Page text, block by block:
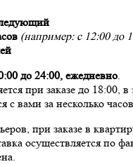
(например: с 12:00 до
до 24:00, ежедневно.
при заказе до 18:00,
вами за несколько
при заказе в
осуществляется по